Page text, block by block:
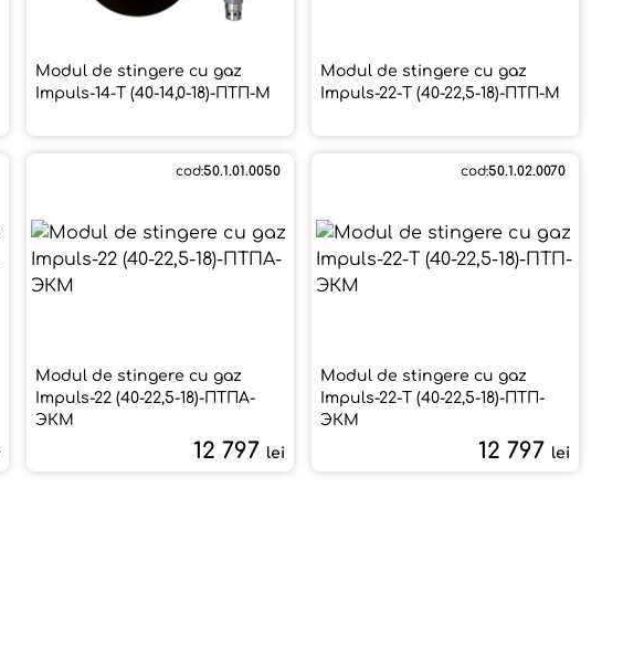
Modul de stingere cu gaz
Impuls-14-Т (40-14,0-18)-ПТП-М
Modul de stingere cu gaz
Impuls-22-Т (40-22,5-18)-ПТП-М
cod:50.1.01.0050
Modul de stingere cu gaz
Impuls-22 (40-22,5-18)-ПТПА-
ЭКМ
12 797 lei
cod:50.1.02.0070
Modul de stingere cu gaz
Impuls-22-Т (40-22,5-18)-ПТП-
ЭКМ
12 797 lei